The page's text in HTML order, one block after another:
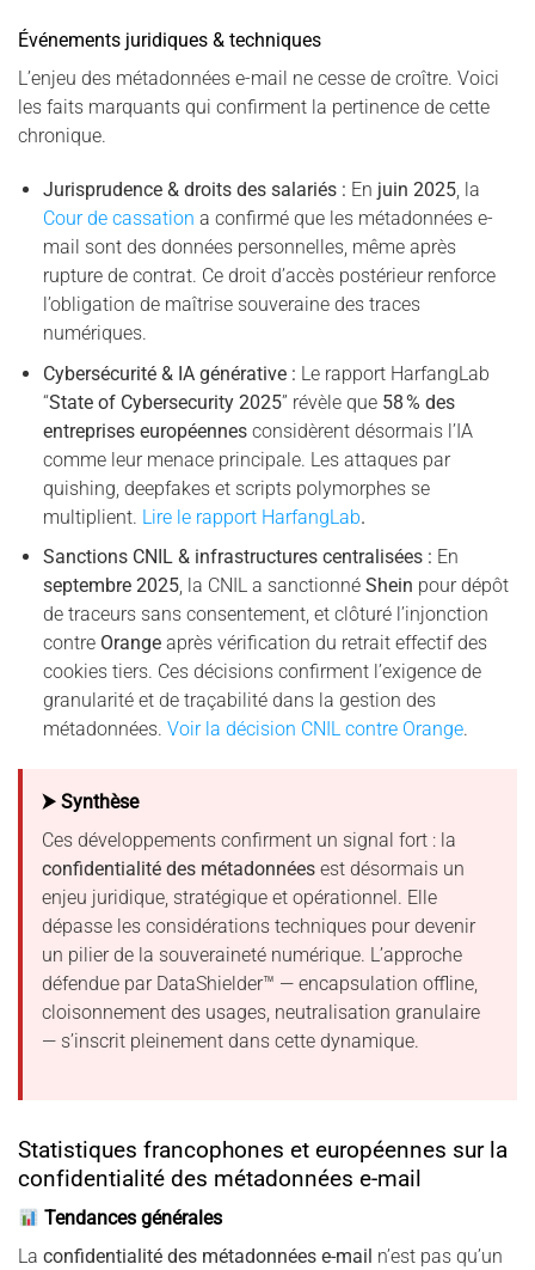
Événements juridiques & techniques
L’enjeu des métadonnées e-mail ne cesse de croître. Voici
les faits marquants qui confirment la pertinence de cette
chronique.
Jurisprudence & droits des salariés : En juin 2025, la
Cour de cassation a confirmé que les métadonnées e-
mail sont des données personnelles, même après
rupture de contrat. Ce droit d’accès postérieur renforce
l’obligation de maîtrise souveraine des traces
numériques.
Cybersécurité & IA générative : Le rapport HarfangLab
“State of Cybersecurity 2025” révèle que 58 % des
entreprises européennes considèrent désormais l’IA
comme leur menace principale. Les attaques par
quishing, deepfakes et scripts polymorphes se
multiplient. Lire le rapport HarfangLab.
Sanctions CNIL & infrastructures centralisées : En
septembre 2025, la CNIL a sanctionné Shein pour dépôt
de traceurs sans consentement, et clôturé l’injonction
contre Orangeaprès vérification du retrait effectif des
cookies tiers. Ces décisions confirment l’exigence de
granularité et de traçabilité dans la gestion des
métadonnées. Voir la décision CNIL contre Orange.
⮞ Synthèse
Ces développements confirment un signal fort : la
confidentialité des métadonnées est désormais un
enjeu juridique, stratégique et opérationnel. Elle
dépasse les considérations techniques pour devenir
un pilier de la souveraineté numérique. L’approche
défendue par DataShielder™ — encapsulation offline,
cloisonnement des usages, neutralisation granulaire
— s’inscrit pleinement dans cette dynamique.
Statistiques francophones et européennes sur la
confidentialité des métadonnées e-mail
Tendances générales
La confidentialité des métadonnées e-mail n’est pas qu’un